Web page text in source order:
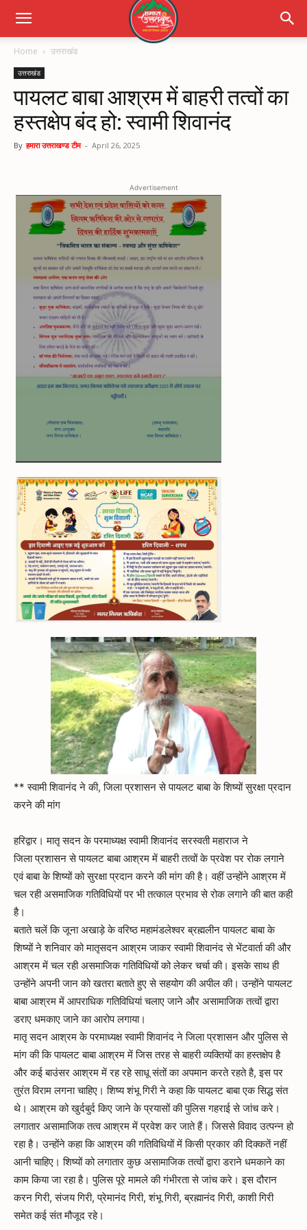
Home उत्तराखंड
उत्तराखंड
पायलट बाबा आश्रम में बाहरी तत्वों का
हस्तक्षेप बंद हो: स्वामी शिवानंद
By हमारा उत्तराखण्ड टीम - April 26, 2025
Advertisement
** स्वामी शिवानंद ने की, जिला प्रशासन से पायलट बाबा के शिष्यों सुरक्षा प्रदान
करने की मांग
हरिद्वार। मातृ सदन के परमाध्यक्ष स्वामी शिवानंद सरस्वती महाराज ने
जिला प्रशासन से पायलट बाबा आश्रम में बाहरी तत्वों के प्रवेश पर रोक लगाने
एवं बाबा के शिष्यों को सुरक्षा प्रदान करने की मांग की है। वहीं उन्होंने आश्रम में
चल रही असमाजिक गतिविधियों पर भी तत्काल प्रभाव से रोक लगाने की बात कही
है।
बताते चलें कि जूना अखाड़े के वरिष्ठ महामंडलेश्वर ब्रह्मलीन पायलट बाबा के
शिष्यों ने शनिवार को मातृसदन आश्रम जाकर स्वामी शिवानंद से भेंटवार्ता की और
आश्रम में चल रही असमाजिक गतिविधियों को लेकर चर्चा की। इसके साथ ही
उन्होंने अपनी जान को खतरा बताते हुए से सहयोग की अपील की। उन्होंने पायलट
बाबा आश्रम में आपराधिक गतिविधियां चलाए जाने और असामाजिक तत्वों द्वारा
डराए धमकाए जाने का आरोप लगाया।
मातृ सदन आश्रम के परमाध्यक्ष स्वामी शिवानंद ने जिला प्रशासन और पुलिस से
मांग की कि पायलट बाबा आश्रम में जिस तरह से बाहरी व्यक्तियों का हस्तक्षेप है
और कई बाउंसर आश्रम में रह रहे साधू संतों का अपमान करते रहते है, इस पर
तुरंत विराम लगना चाहिए। शिष्य शंभू गिरी ने कहा कि पायलट बाबा एक सिद्ध संत
थे। आश्रम को खुर्दबुर्द किए जाने के प्रयासों की पुलिस गहराई से जांच करे।
लगातार असामाजिक तत्व आश्रम में प्रवेश कर जाते हैं। जिससे विवाद उत्पन्न हो
रहा है। उन्होंने कहा कि आश्रम की गतिविधियों में किसी प्रकार की दिक्कतें नहीं
आनी चाहिए। शिष्यों को लगातार कुछ असामाजिक तत्वों द्वारा डराने धमकाने का
काम किया जा रहा है। पुलिस पूरे मामले की गंभीरता से जांच करे। इस दौरान
करन गिरी, संजय गिरी, प्रेमानंद गिरी, शंभू गिरी, ब्रह्मानंद गिरी, काशी गिरी
समेत कई संत मौजूद रहे।